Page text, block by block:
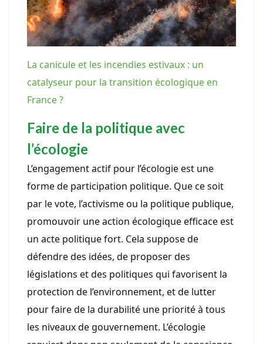
La canicule et les incendies estivaux : un
catalyseur pour la transition écologique en
France ?
Faire de la politique avec
l’écologie
L’engagement actif pour l’écologie est une
forme de participation politique. Que ce soit
par le vote, l’activisme ou la politique publique,
promouvoir une action écologique efficace est
un acte politique fort. Cela suppose de
défendre des idées, de proposer des
législations et des politiques qui favorisent la
protection de l’environnement, et de lutter
pour faire de la durabilité une priorité à tous
les niveaux de gouvernement. L’écologie